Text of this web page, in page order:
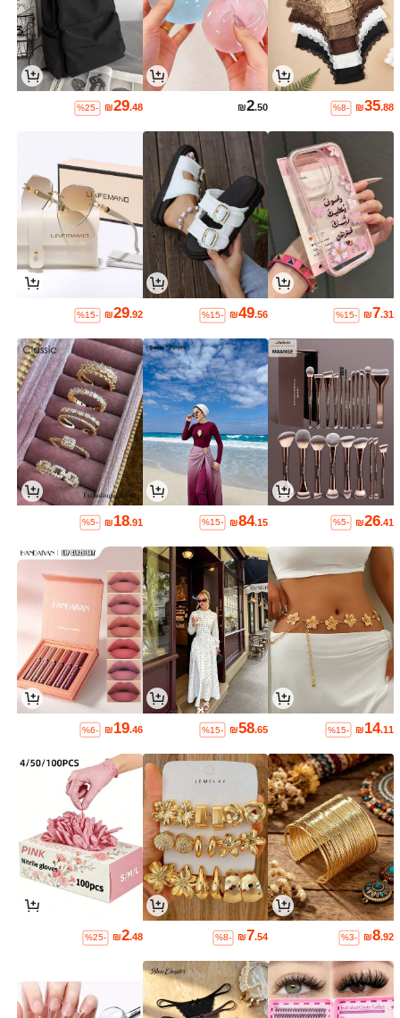
₪35.88
%8-
₪2.50
₪29.48
%25-
₪7.31
%15-
₪49.56
%15-
₪29.92
%15-
₪26.41
%5-
₪84.15
%15-
₪18.91
%5-
₪14.11
%15-
₪58.65
%15-
₪19.46
%6-
₪8.92
%3-
₪7.54
%8-
₪2.48
%25-